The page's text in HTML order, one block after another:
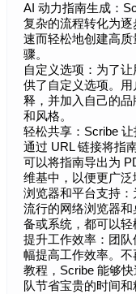
AI 动力指南生成：
复杂的流程转化为
速而轻松地创建高
骤。
自定义选项：为了
供了自定义选项。
释，并加入自己的
和风格。
轻松共享：Scribe
通过 URL 链接将指
可以将指南导出为
维基中，以便更广泛
浏览器和平台支持
流行的网络浏览器
备或系统，都可以轻
提升工作效率：团
幅提高工作效率。
教程，Scribe 能够
队节省宝贵的时间和